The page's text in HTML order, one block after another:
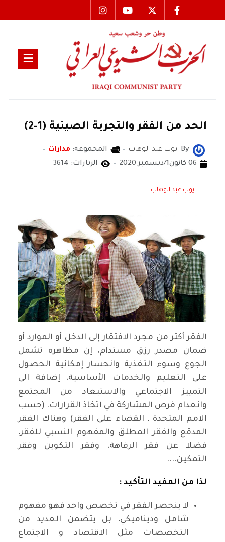
الحد من الفقر والتجربة الصينية (1-2)
By ايوب عبد الوهاب المجموعة: مدارات
06 كانون1/ديسمبر 2020
الزيارات: 3614
ايوب عبد الوهاب
الفقر أكثر من مجرد الافتقار إلى الدخل أو الموارد أو
ضمان مصدر رزق مستدام، إن مظاهره تشمل
الجوع وسوء التغذية وانحسار إمكانية الحصول
على التعليم والخدمات الأساسية، إضافة الى
التمييز الاجتماعي والاستبعاد من المجتمع
وانعدام فرص المشاركة في اتخاذ القرارات. (حسب
الامم المتحدة ـ القضاء على الفقر) وهناك الفقر
المدقع والفقر المطلق والمفهوم النسبي للفقر،
فضلا عن فقر الرفاهة، وفقر التكوين وفقر
التمكين....
لذا من المفيد التأكيد :
لا ينحصر الفقر في تخصص واحد فهو مفهوم
شامل وديناميكي، بل يتضمن العديد من
التخصصات مثل الاقتصاد و الاجتماع